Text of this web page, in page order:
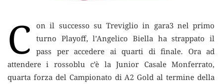
C on il successo su Treviglio in gara3 nel primo
turno Playoff, l’Angelico Biella ha strappato il
pass per accedere ai quarti di finale. Ora ad
attendere i rossoblu c’è la Junior Casale Monferrato,
quarta forza del Campionato di A2 Gold al termine della